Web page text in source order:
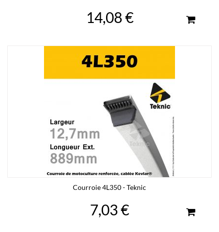
14,08 €
Courroie 4L350 - Teknic
7,03 €